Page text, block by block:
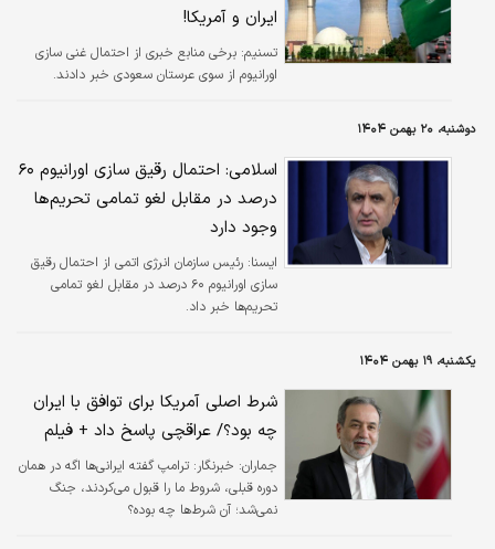
ایران و آمریکا!
تسنیم: برخی منابع خبری از احتمال غنی سازی
اورانیوم از سوی عرستان سعودی خبر دادند.
دوشنبه، ۲۰ بهمن ۱۴۰۴
اسلامی: احتمال رقیق سازی اورانیوم ۶۰
درصد در مقابل لغو تمامی تحریم‌ها
وجود دارد
ايسنا: رئیس سازمان انرژی اتمی از احتمال رقیق
سازی اورانیوم ۶۰ درصد در مقابل لغو تمامی
تحریم‌ها خبر داد.
یکشنبه، ۱۹ بهمن ۱۴۰۴
شرط اصلی آمریکا برای توافق با ایران
چه بود؟/ عراقچی پاسخ داد + فیلم
جماران: خبرنگار: ترامپ گفته ایرانی‌ها اگه در همان
دوره قبلی، شروط ما را قبول می‌کردند، جنگ
نمی‌شد؛ آن شرط‌ها چه بوده؟